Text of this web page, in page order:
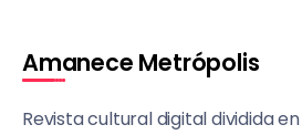
Amanece Metrópolis
Revista cultural digital dividida en